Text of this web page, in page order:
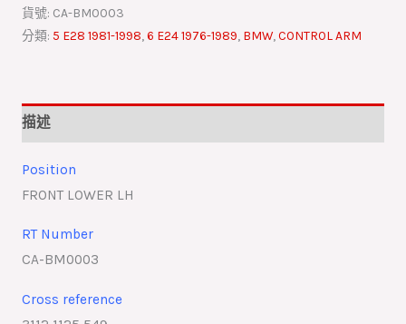
貨號: CA-BM0003
分類: 5 E28 1981-1998,6 E24 1976-1989, BMW,CONTROL ARM
描述
Position
FRONT LOWER LH
RT Number
CA-BM0003
Cross reference